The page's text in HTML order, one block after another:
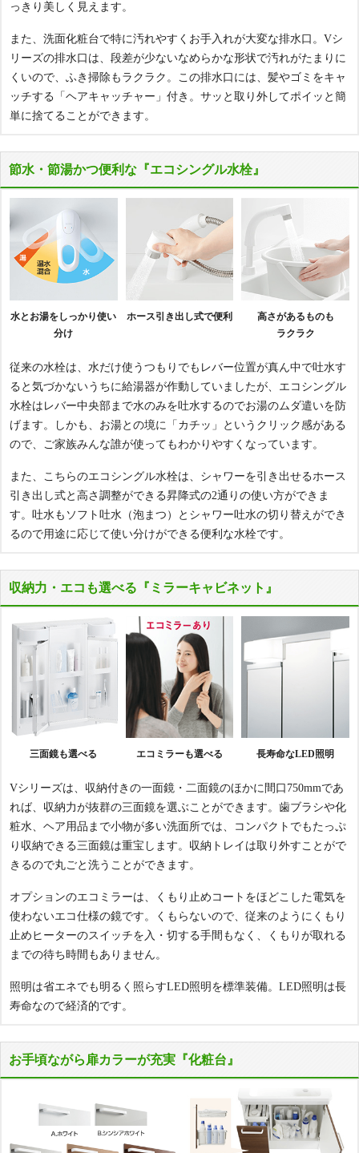
っきり美しく見えます。
また、洗面化粧台で特に汚れやすくお手入れが大変な排水口。Vシ
リーズの排水口は、段差が少ないなめらかな形状で汚れがたまりに
くいので、ふき掃除もラクラク。この排水口には、髪やゴミをキャ
ッチする「ヘアキャッチャー」付き。サッと取り外してポイッと簡
単に捨てることができます。
節水・節湯かつ便利な『エコシングル水栓』
水とお湯をしっかり使い
分け
ホース引き出し式で便利
高さがあるものも
ラクラク
従来の水栓は、水だけ使うつもりでもレバー位置が真ん中で吐水す
ると気づかないうちに給湯器が作動していましたが、エコシングル
水栓はレバー中央部まで水のみを吐水するのでお湯のムダ遣いを防
げます。しかも、お湯との境に「カチッ」というクリック感がある
ので、ご家族みんな誰が使ってもわかりやすくなっています。
また、こちらのエコシングル水栓は、シャワーを引き出せるホース
引き出し式と高さ調整ができる昇降式の2通りの使い方ができま
す。吐水もソフト吐水（泡まつ）とシャワー吐水の切り替えができ
るので用途に応じて使い分けができる便利な水栓です。
収納力・エコも選べる『ミラーキャビネット』
三面鏡も選べる エコミラーも選べる 長寿命なLED照明
Vシリーズは、収納付きの一面鏡・二面鏡のほかに間口750mmであ
れば、収納力が抜群の三面鏡を選ぶことができます。歯ブラシや化
粧水、ヘア用品まで小物が多い洗面所では、コンパクトでもたっぷ
り収納できる三面鏡は重宝します。収納トレイは取り外すことがで
きるので丸ごと洗うことができます。
オプションのエコミラーは、くもり止めコートをほどこした電気を
使わないエコ仕様の鏡です。くもらないので、従来のようにくもり
止めヒーターのスイッチを入・切する手間もなく、くもりが取れる
までの待ち時間もありません。
照明は省エネでも明るく照らすLED照明を標準装備。LED照明は長
寿命なので経済的です。
お手頃ながら扉カラーが充実『化粧台』